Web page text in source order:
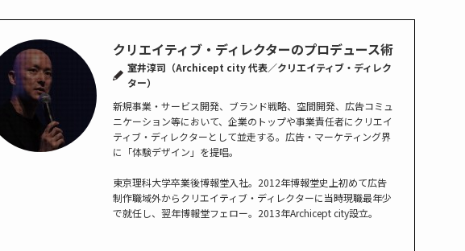
クリエイティブ・ディレクターのプロデュース術
室井淳司（Archicept city 代表／クリエイティブ・ディレク
ター）
新規事業・サービス開発、ブランド戦略、空間開発、広告コミュ
ニケーション等において、企業のトップや事業責任者にクリエイ
ティブ・ディレクターとして並走する。広告・マーケティング界
に「体験デザイン」を提唱。
東京理科大学卒業後博報堂入社。2012年博報堂史上初めて広告
制作職域外からクリエイティブ・ディレクターに当時現職最年少
で就任し、翌年博報堂フェロー。2013年Archicept city設立。